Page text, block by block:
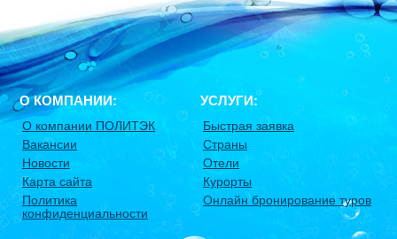
О КОМПАНИИ:
О компании ПОЛИТЭК
Вакансии
Новости
Карта сайта
Политика
конфиденциальности
УСЛУГИ:
Быстрая заявка
Страны
Отели
Курорты
Онлайн бронирование туров